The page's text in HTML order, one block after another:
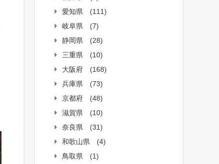
愛知県
(111)
岐阜県
(7)
静岡県
(28)
三重県
(10)
大阪府
(168)
兵庫県
(73)
京都府
(48)
滋賀県
(10)
奈良県
(31)
和歌山県
(4)
鳥取県
(1)